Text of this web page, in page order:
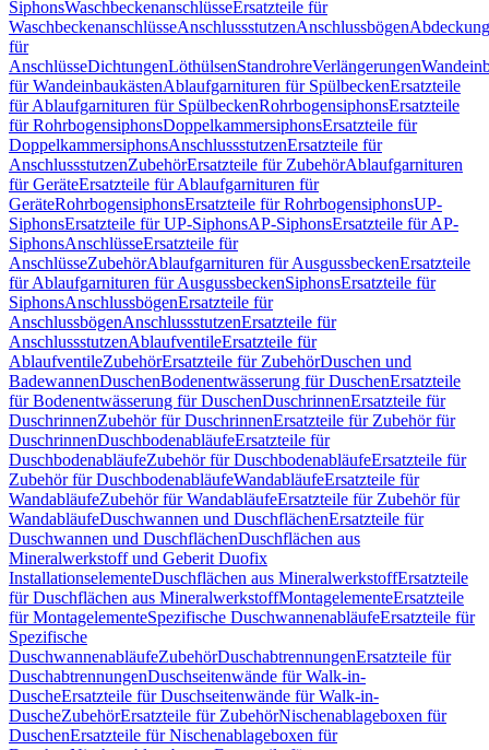
SiphonsWaschbeckenanschlüsseErsatzteile für
WaschbeckenanschlüsseAnschlussstutzenAnschlussbögen
für
AnschlüsseDichtungenLöthülsenStandrohreVerlängerungen
für WandeinbaukästenAblaufgarnituren für SpülbeckenErsatzteile
für Ablaufgarnituren für SpülbeckenRohrbogensiphonsErsatzteile
für RohrbogensiphonsDoppelkammersiphonsErsatzteile für
DoppelkammersiphonsAnschlussstutzenErsatzteile für
AnschlussstutzenZubehörErsatzteile für ZubehörAblaufgarnituren
für GeräteErsatzteile für Ablaufgarnituren für
GeräteRohrbogensiphonsErsatzteile für RohrbogensiphonsUP-
SiphonsErsatzteile für UP-SiphonsAP-SiphonsErsatzteile für AP-
SiphonsAnschlüsseErsatzteile für
AnschlüsseZubehörAblaufgarnituren für AusgussbeckenErsatzteile
für Ablaufgarnituren für AusgussbeckenSiphonsErsatzteile für
SiphonsAnschlussbögenErsatzteile für
AnschlussbögenAnschlussstutzenErsatzteile für
AnschlussstutzenAblaufventileErsatzteile für
AblaufventileZubehörErsatzteile für ZubehörDuschen und
BadewannenDuschenBodenentwässerung für DuschenErsatzteile
für Bodenentwässerung für DuschenDuschrinnenErsatzteile für
DuschrinnenZubehör für DuschrinnenErsatzteile für Zubehör für
DuschrinnenDuschbodenabläufeErsatzteile für
DuschbodenabläufeZubehör für DuschbodenabläufeErsatzteile für
Zubehör für DuschbodenabläufeWandabläufeErsatzteile für
WandabläufeZubehör für WandabläufeErsatzteile für Zubehör für
WandabläufeDuschwannen und DuschflächenErsatzteile für
Duschwannen und DuschflächenDuschflächen aus
Mineralwerkstoff und Geberit Duofix
InstallationselementeDuschflächen aus MineralwerkstoffErsatzteile
für Duschflächen aus MineralwerkstoffMontagelementeErsatzteile
für MontagelementeSpezifische DuschwannenabläufeErsatzteile für
Spezifische
DuschwannenabläufeZubehörDuschabtrennungenErsatzteile für
DuschabtrennungenDuschseitenwände für Walk-in-
DuscheErsatzteile für Duschseitenwände für Walk-in-
DuscheZubehörErsatzteile für ZubehörNischenablageboxen für
DuschenErsatzteile für Nischenablageboxen für